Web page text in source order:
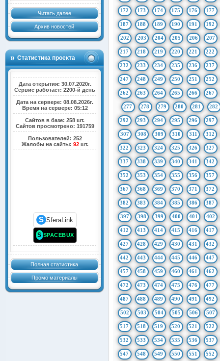
Читать далее
Архив новостей
Статистика проекта
Дата открытия: 30.07.2020г.
Сервис работает: 2200-й день
Дата на сервере: 08.08.2026г.
Время на сервере: 05:12
Сайтов в базе: 258 шт.
Сайтов просмотрено: 191759
Пользователей: 252
Жалобы на сайты: 92шт.
S SferaLink
S SPACEBUX
Полная статистика
Промо материалы
172 173 174 175 176 177
187 188 189 190 191 192
202 203 204 205 206 207
217 218 219 220 221 222
232 233 234 235 236 237
247 248 249 250 251 252
262 263 264 265 266 267
277 278 279 280 281 282
292 293 294 295 296 297
307 308 309 310 311 312
322 323 324 325 326 327
337 338 339 340 341 342
352 353 354 355 356 357
367 368 369 370 371 372
382 383 384 385 386 387
397 398 399 400 401 402
412 413 414 415 416 417
427 428 429 430 431 432
442 443 444 445 446 447
457 458 459 460 461 462
472 473 474 475 476 477
487 488 489 490 491 492
502 503 504 505 506 507
517 518 519 520 521 522
532 533 534 535 536 537
547 548 549 550 551 552